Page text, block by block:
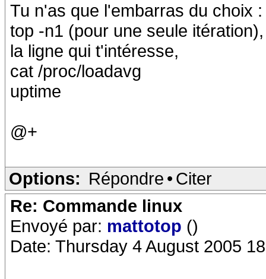
Tu n'as que l'embarras du choix :
top -n1 (pour une seule
la ligne qui t'intéresse,
cat /proc/loadavg
uptime
@+
Options: Répondre • Citer
Re: Commande linux
Envoyé par: mattotop ()
Date: Thursday 4 August 2005